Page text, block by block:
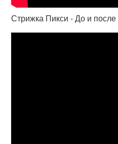
Стрижка Пикси - До и после